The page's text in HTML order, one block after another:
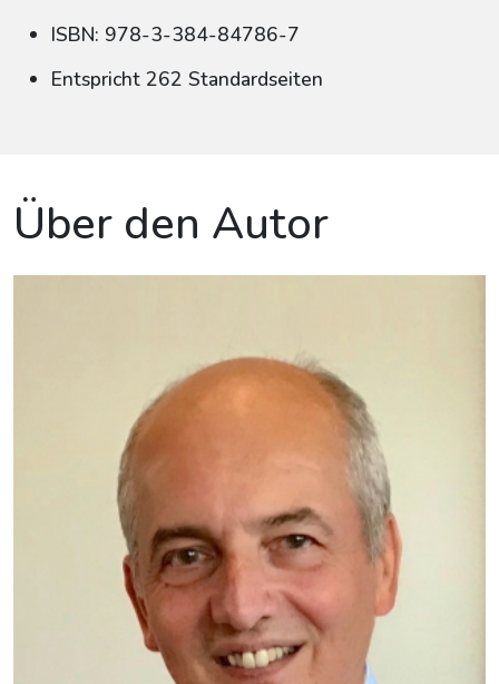
ISBN: 978-3-384-84786-7
Entspricht 262 Standardseiten
Über den Autor